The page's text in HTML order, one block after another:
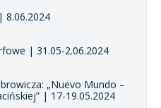
8.06.2024
| 31.05-2.06.2024
„Nuevo Mundo –
| 17-19.05.2024